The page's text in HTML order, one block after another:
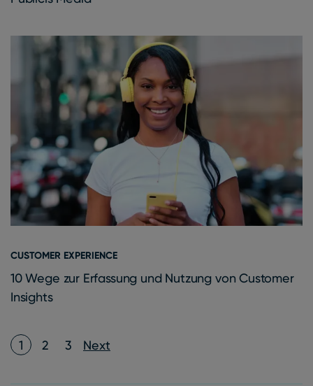
CUSTOMER EXPERIENCE
10 Wege zur Erfassung und Nutzung von Customer
Insights
Posts pagination
1 2 3 Next